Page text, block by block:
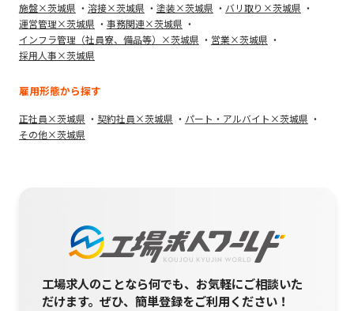
施盤×茨城県
溶接×茨城県 塗装×茨城県
バリ取り×茨城県
運営管理×茨城県
事務関連×茨城県
インフラ管理（社員寮、備品等）×茨城県
営業×茨城県
採用人事×茨城県
雇用形態から探す
正社員×茨城県 契約社員×茨城県
パート・アルバイト×茨城県
その他×茨城県
工場求人のことなら何でも、お気軽にご相談いた
だけます。ぜひ、簡単登録をご利用ください！